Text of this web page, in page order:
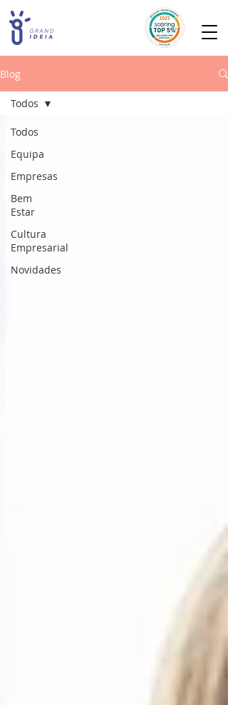
Blog
Todos
Equipa
Empresas
Bem
Estar
Cultura
Empresarial
Novidades
Todos